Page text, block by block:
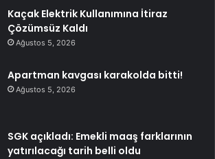
Kaçak Elektrik Kullanımına İtiraz
Çözümsüz Kaldı
Ağustos 5, 2026
Apartman kavgası karakolda bitti!
Ağustos 5, 2026
SGK açıkladı: Emekli maaş farklarının
yatırılacağı tarih belli oldu